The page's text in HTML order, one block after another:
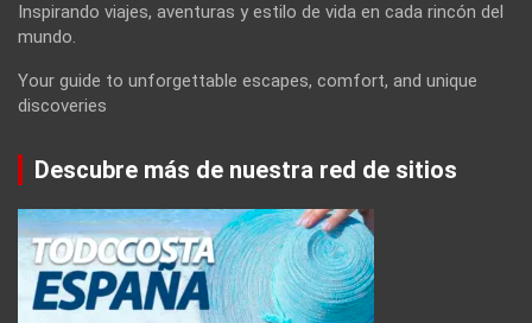
Inspirando viajes, aventuras y estilo de vida en cada rincón del
mundo.
Your guide to unforgettable escapes, comfort, and unique
discoveries
Descubre más de nuestra red de sitios